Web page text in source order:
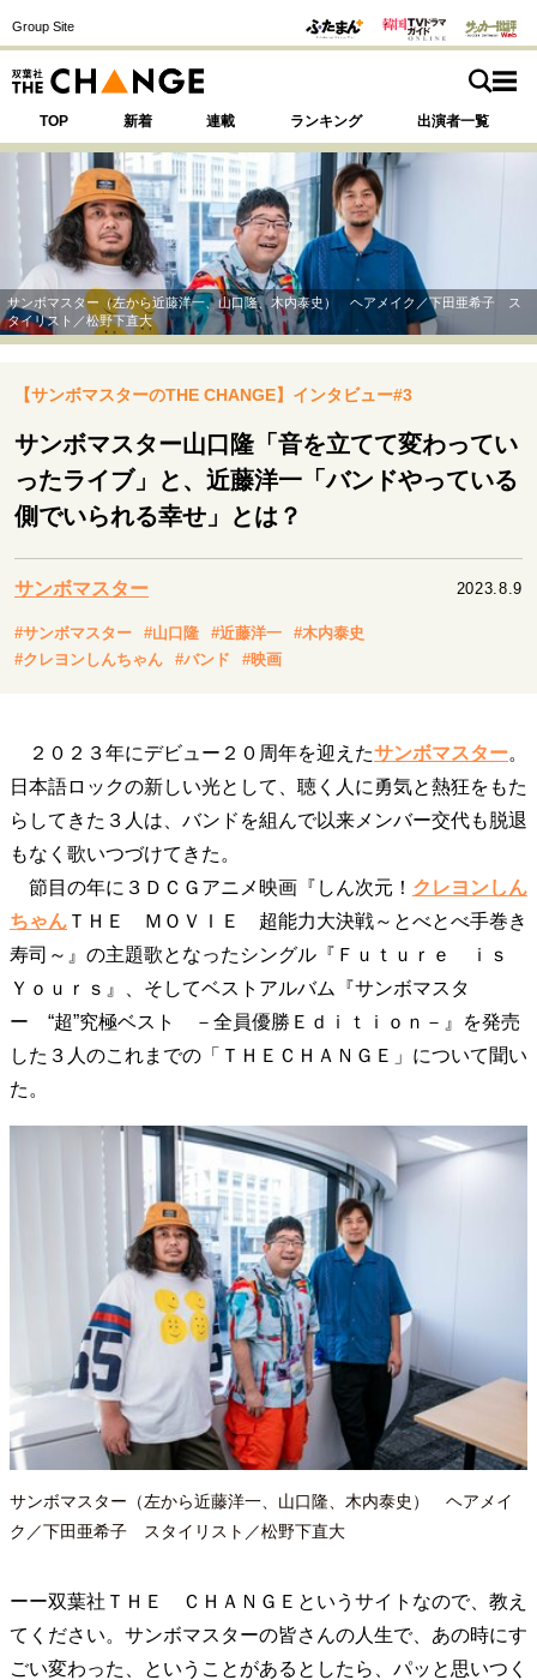
Group Site
TOP 新着 連載 ランキング 出演者一覧
SPECIAL 注目の記事テーマで探す
運命を変えた出会い 決断の裏側
挫折からの再起
表現者の葛藤
人生が動いた日 10代の挫折と原点
セカンドキャリアの描き方
夢を掴む選択
リーダーの流儀 変革の原動力
次世代へのバトン
マインドセット
忘れられない言葉
10代・20代の土台
ライフスタイル・生き方
パートナーとの歩み方
親になるということ
病が教えてくれたこと
移住という選択
熱狂できるもの
一生モノの愛用品
私を彩るエッセンス
60代のネクストステージ
70代のグランドデザイン
社会・カルチャー・マネー
地域とつながる/お金との付き合い方
サンボマスター（左から近藤洋一、山口隆、木内泰史） ヘアメイク／下田亜希子 ス
タイリスト／松野下直大
【サンボマスターのTHE CHANGE】インタビュー#3
サンボマスター山口隆「音を立てて変わってい
ったライブ」と、近藤洋一「バンドやっている
側でいられる幸せ」とは？
サンボマスター 2023.8.9
#サンボマスター #山口隆 #近藤洋一
#木内泰史
#クレヨンしんちゃん
#バンド #映画
２０２３年にデビュー２０周年を迎えたサンボマスター。
日本語ロックの新しい光として、聴く人に勇気と熱狂をもた
らしてきた３人は、バンドを組んで以来メンバー交代も脱退
もなく歌いつづけてきた。
節目の年に３ＤＣＧアニメ映画『しん次元！ クレヨンしん
ちゃん ＴＨＥ ＭＯＶＩＥ 超能力大決戦～とべとべ手巻き
寿司～』の主題歌となったシングル『Ｆｕｔｕｒｅ ｉｓ
Ｙｏｕｒｓ』、そしてベストアルバム『サンボマスタ
ー “超”究極ベスト －全員優勝Ｅｄｉｔｉｏｎ－』を発売
した３人のこれまでの「ＴＨＥＣＨＡＮＧＥ」について聞い
た。
サンボマスター（左から近藤洋一、山口隆、木内泰史） ヘアメイ
ク／下田亜希子 スタイリスト／松野下直大
ーー双葉社ＴＨＥ ＣＨＡＮＧＥというサイトなので、教え
てください。サンボマスターの皆さんの人生で、あの時にす
ごい変わった、ということがあるとしたら、パッと思いつく